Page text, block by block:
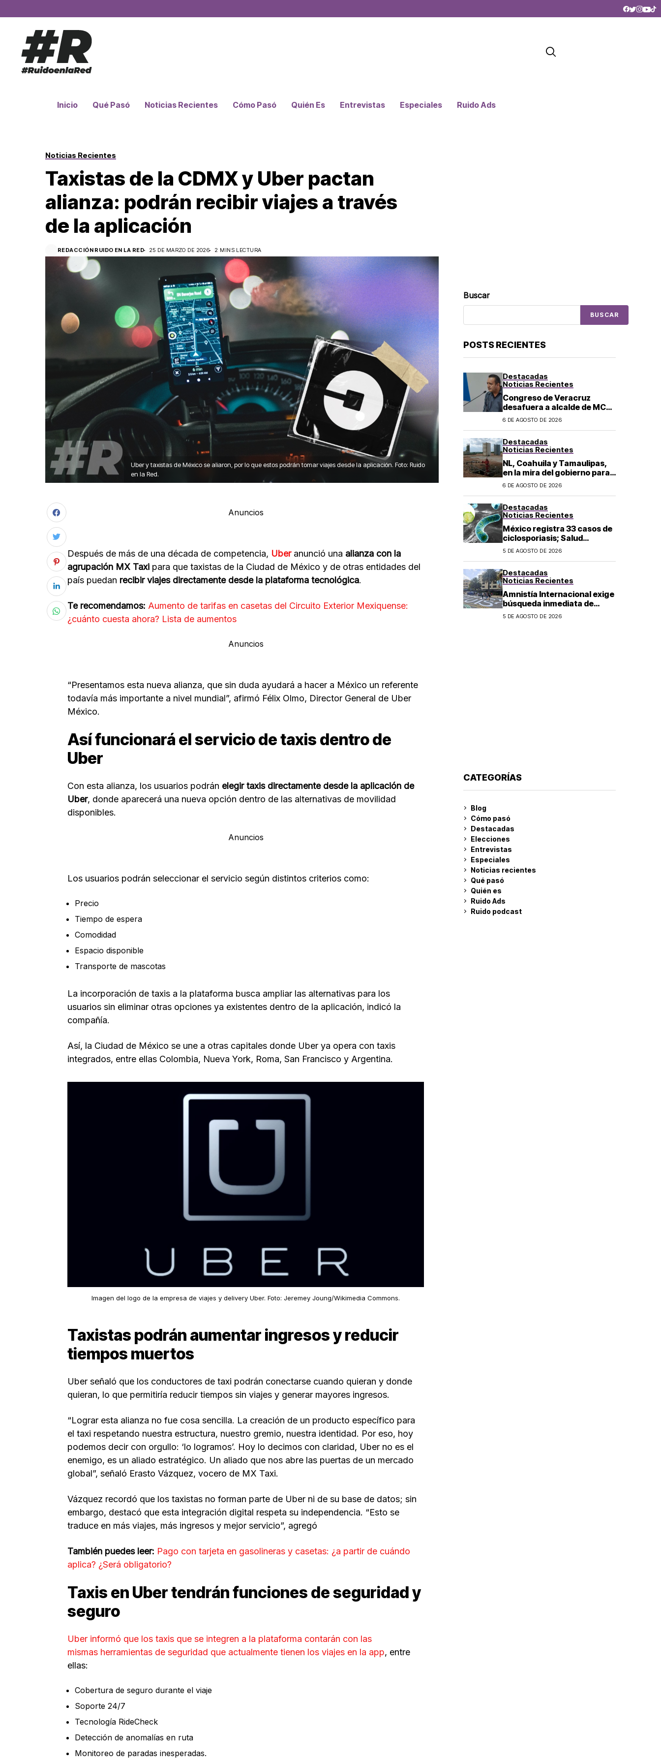
Inicio Qué Pasó Noticias Recientes Cómo Pasó Quién Es Entrevistas Especiales Ruido Ads
Noticias Recientes
Taxistas de la CDMX y Uber pactan
alianza: podrán recibir viajes a través
de la aplicación
REDACCIÓN RUIDO EN LA RED 25 DE MARZO DE 2026 2 MINS LECTURA
Uber y taxistas de México se aliaron, por lo que estos podrán tomar viajes desde la aplicación. Foto: Ruido
en la Red.
Anuncios
Después de más de una década de competencia, Uberanunció una alianza con la
agrupación MX Taxi para que taxistas de la Ciudad de México y de otras entidades del
país puedan recibir viajes directamente desde la plataforma tecnológica.
Te recomendamos: Aumento de tarifas en casetas del Circuito Exterior Mexiquense:
¿cuánto cuesta ahora? Lista de aumentos
Anuncios
“Presentamos esta nueva alianza, que sin duda ayudará a hacer a México un referente
todavía más importante a nivel mundial”, afirmó Félix Olmo, Director General de Uber
México.
Así funcionará el servicio de taxis dentro de
Uber
Con esta alianza, los usuarios podrán elegir taxis directamente desde la aplicación de
Uber, donde aparecerá una nueva opción dentro de las alternativas de movilidad
disponibles.
Anuncios
Los usuarios podrán seleccionar el servicio según distintos criterios como:
Precio
Tiempo de espera
Comodidad
Espacio disponible
Transporte de mascotas
La incorporación de taxis a la plataforma busca ampliar las alternativas para los
usuarios sin eliminar otras opciones ya existentes dentro de la aplicación, indicó la
compañía.
Así, la Ciudad de México se une a otras capitales donde Uber ya opera con taxis
integrados, entre ellas Colombia, Nueva York, Roma, San Francisco y Argentina.
Imagen del logo de la empresa de viajes y delivery Uber. Foto: Jeremey Joung/Wikimedia Commons.
Taxistas podrán aumentar ingresos y reducir
tiempos muertos
Uber señaló que los conductores de taxi podrán conectarse cuando quieran y donde
quieran, lo que permitiría reducir tiempos sin viajes y generar mayores ingresos.
“Lograr esta alianza no fue cosa sencilla. La creación de un producto específico para
el taxi respetando nuestra estructura, nuestro gremio, nuestra identidad. Por eso, hoy
podemos decir con orgullo: ‘lo logramos’. Hoy lo decimos con claridad, Uber no es el
enemigo, es un aliado estratégico. Un aliado que nos abre las puertas de un mercado
global”, señaló Erasto Vázquez, vocero de MX Taxi.
Vázquez recordó que los taxistas no forman parte de Uber ni de su base de datos; sin
embargo, destacó que esta integración digital respeta su independencia. “Esto se
traduce en más viajes, más ingresos y mejor servicio”, agregó
También puedes leer: Pago con tarjeta en gasolineras y casetas: ¿a partir de cuándo
aplica? ¿Será obligatorio?
Taxis en Uber tendrán funciones de seguridad y
seguro
Uber informó que los taxis que se integren a la plataforma contarán con las
mismas herramientas de seguridad que actualmente tienen los viajes en la app, entre
ellas:
Cobertura de seguro durante el viaje
Soporte 24/7
Tecnología RideCheck
Detección de anomalías en ruta
Monitoreo de paradas inesperadas.
Buscar
BUSCAR
POSTS RECIENTES
Destacadas
Noticias Recientes
Congreso de Veracruz
desafuera a alcalde de MC
investigado por el asesinato
6 DE AGOSTO DE 2026
Destacadas
Noticias Recientes
NL, Coahuila y Tamaulipas,
en la mira del gobierno para
fracking
6 DE AGOSTO DE 2026
Destacadas
Noticias Recientes
México registra 33 casos de
ciclosporiasis; Salud
mantiene vigilancia
5 DE AGOSTO DE 2026
Destacadas
Noticias Recientes
Amnistía Internacional exige
búsqueda inmediata de
ambientalista desaparecido
5 DE AGOSTO DE 2026
CATEGORÍAS
Blog
Cómo pasó
Destacadas
Elecciones
Entrevistas
Especiales
Noticias recientes
Qué pasó
Quién es
Ruido Ads
Ruido podcast